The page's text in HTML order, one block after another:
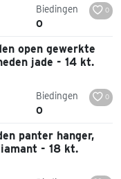
Biedingen
0
0
open gewerkte
jade - 14 kt.
Biedingen
0
0
panter hanger,
- 18 kt.